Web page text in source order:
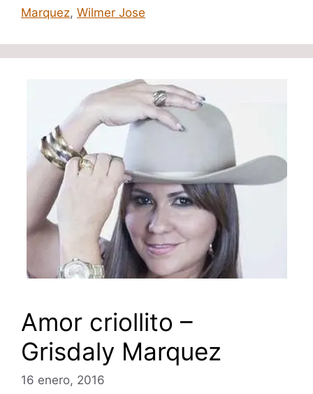
Marquez, Wilmer Jose
Amor criollito –
Grisdaly Marquez
16 enero, 2016